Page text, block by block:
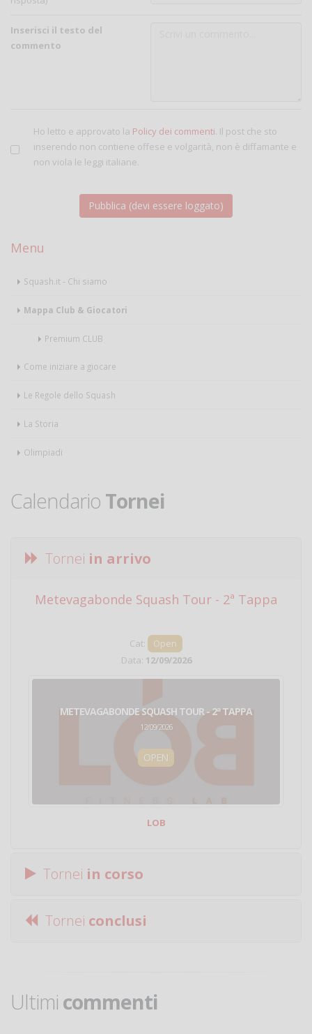
Inserisci il testo del
commento
Ho letto e approvato la Policy dei commenti. Il post che sto
inserendo non contiene offese e volgarità, non è diffamante e
non viola le leggi italiane.
Menu
Squash.it - Chi siamo
Mappa Club & Giocatori
Premium CLUB
Come iniziare a giocare
Le Regole dello Squash
La Storia
Olimpiadi
Calendario Tornei
Tornei in arrivo
Metevagabonde Squash Tour - 2ª Tappa
Cat:
Open
Data: 12/09/2026
METEVAGABONDE SQUASH TOUR - 2ª TAPPA
12/09/2026
OPEN
LOB
Tornei in corso
Tornei conclusi
Ultimi commenti